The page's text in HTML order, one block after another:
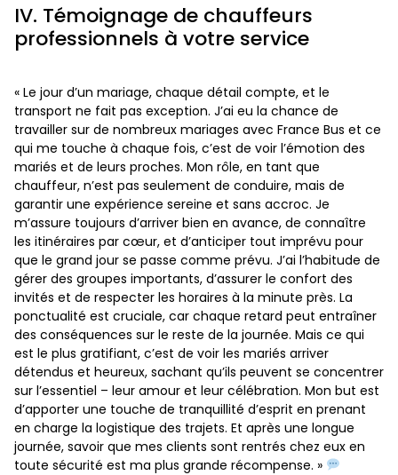
IV. Témoignage de chauffeurs
professionnels à votre service
« Le jour d’un mariage, chaque détail compte, et le
transport ne fait pas exception. J’ai eu la chance de
travailler sur de nombreux mariages avec France Bus et ce
qui me touche à chaque fois, c’est de voir l’émotion des
mariés et de leurs proches. Mon rôle, en tant que
chauffeur, n’est pas seulement de conduire, mais de
garantir une expérience sereine et sans accroc. Je
m’assure toujours d’arriver bien en avance, de connaître
les itinéraires par cœur, et d’anticiper tout imprévu pour
que le grand jour se passe comme prévu. J’ai l’habitude de
gérer des groupes importants, d’assurer le confort des
invités et de respecter les horaires à la minute près. La
ponctualité est cruciale, car chaque retard peut entraîner
des conséquences sur le reste de la journée. Mais ce qui
est le plus gratifiant, c’est de voir les mariés arriver
détendus et heureux, sachant qu’ils peuvent se concentrer
sur l’essentiel – leur amour et leur célébration. Mon but est
d’apporter une touche de tranquillité d’esprit en prenant
en charge la logistique des trajets. Et après une longue
journée, savoir que mes clients sont rentrés chez eux en
toute sécurité est ma plus grande récompense. »